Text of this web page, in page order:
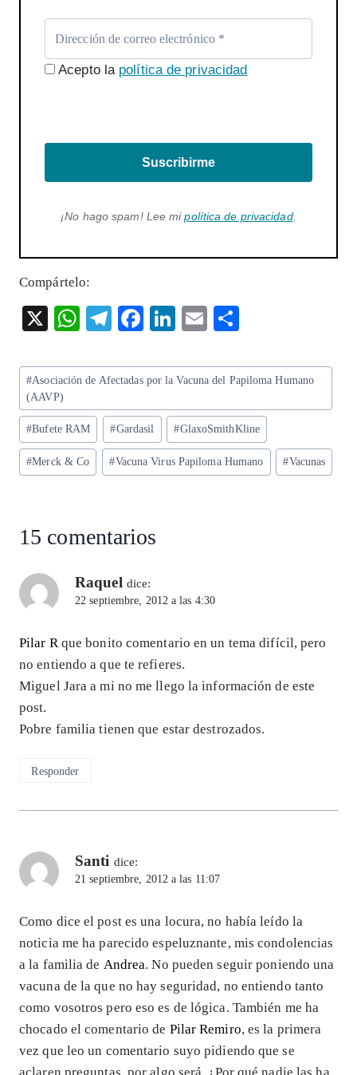
Acepto la política de privacidad
Suscribirme
¡No hago spam! Lee mipolítica de privacidad.
Compártelo:
X
W
ts
p
p
T
eg
m
F
eb
o
o
k
Li
ke
n
E
ai re
Etiquetas
de
la
entrada:
#Asociación de Afectadas por la Vacuna del Papiloma Humano
(AAVP)
#Bufete RAM #Gardasil #GlaxoSmithKline
#Merck & Co #Vacuna Virus Papiloma Humano #Vacunas
15 comentarios
Raquel dice:
22 septiembre, 2012 a las 4:30
Pilar Rque bonito comentario en un tema difícil, pero
no entiendo a que te refieres.
Miguel Jara a mi no me llego la información de este
post.
Pobre familia tienen que estar destrozados.
Responder
Santi dice:
21 septiembre, 2012 a las 11:07
Como dice el post es una locura, no había leído la
noticia me ha parecido espeluznante, mis condolencias
a la familia de Andrea. No pueden seguir poniendo una
vacuna de la que no hay seguridad, no entiendo tanto
como vosotros pero eso es de lógica. También me ha
chocado el comentario de Pilar Remiro, es la primera
vez que leo un comentario suyo pidiendo que se